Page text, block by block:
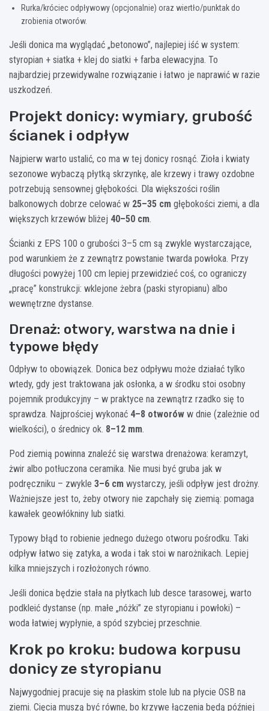
Rurka/króciec odpływowy (opcjonalnie) oraz wiertło/punktak do
zrobienia otworów.
Jeśli donica ma wyglądać „betonowo”, najlepiej iść w system:
styropian + siatka + klej do siatki + farba elewacyjna. To
najbardziej przewidywalne rozwiązanie i łatwo je naprawić w razie
uszkodzeń.
Projekt donicy: wymiary, grubość
ścianek i odpływ
Najpierw warto ustalić, co ma w tej donicy rosnąć. Zioła i kwiaty
sezonowe wybaczą płytką skrzynkę, ale krzewy i trawy ozdobne
potrzebują sensownej głębokości. Dla większości roślin
balkonowych dobrze celować w 25–35 cm głębokości ziemi, a dla
większych krzewów bliżej 40–50 cm.
Ścianki z EPS 100 o grubości 3–5 cm są zwykle wystarczające,
pod warunkiem że z zewnątrz powstanie twarda powłoka. Przy
długości powyżej 100 cm lepiej przewidzieć coś, co ograniczy
„pracę” konstrukcji: wklejone żebra (paski styropianu) albo
wewnętrzne dystanse.
Drenaż: otwory, warstwa na dnie i
typowe błędy
Odpływ to obowiązek. Donica bez odpływu może działać tylko
wtedy, gdy jest traktowana jak osłonka, a w środku stoi osobny
pojemnik produkcyjny – w praktyce na zewnątrz rzadko się to
sprawdza. Najprościej wykonać 4–8 otworów w dnie (zależnie od
wielkości), o średnicy ok. 8–12 mm.
Pod ziemią powinna znaleźć się warstwa drenażowa: keramzyt,
żwir albo potłuczona ceramika. Nie musi być gruba jak w
podręczniku – zwykle 3–6 cm wystarczy, jeśli odpływ jest drożny.
Ważniejsze jest to, żeby otwory nie zapchały się ziemią: pomaga
kawałek geowłókniny lub siatki.
Typowy błąd to robienie jednego dużego otworu pośrodku. Taki
odpływ łatwo się zatyka, a woda i tak stoi w narożnikach. Lepiej
kilka mniejszych i rozłożonych równo.
Jeśli donica będzie stała na płytkach lub desce tarasowej, warto
podkleić dystanse (np. małe „nóżki” ze styropianu i powłoki) –
woda łatwiej wypłynie, a spód szybciej przeschnie.
Krok po kroku: budowa korpusu
donicy ze styropianu
Najwygodniej pracuje się na płaskim stole lub na płycie OSB na
ziemi. Cięcia muszą być równe, bo krzywe łączenia będą później